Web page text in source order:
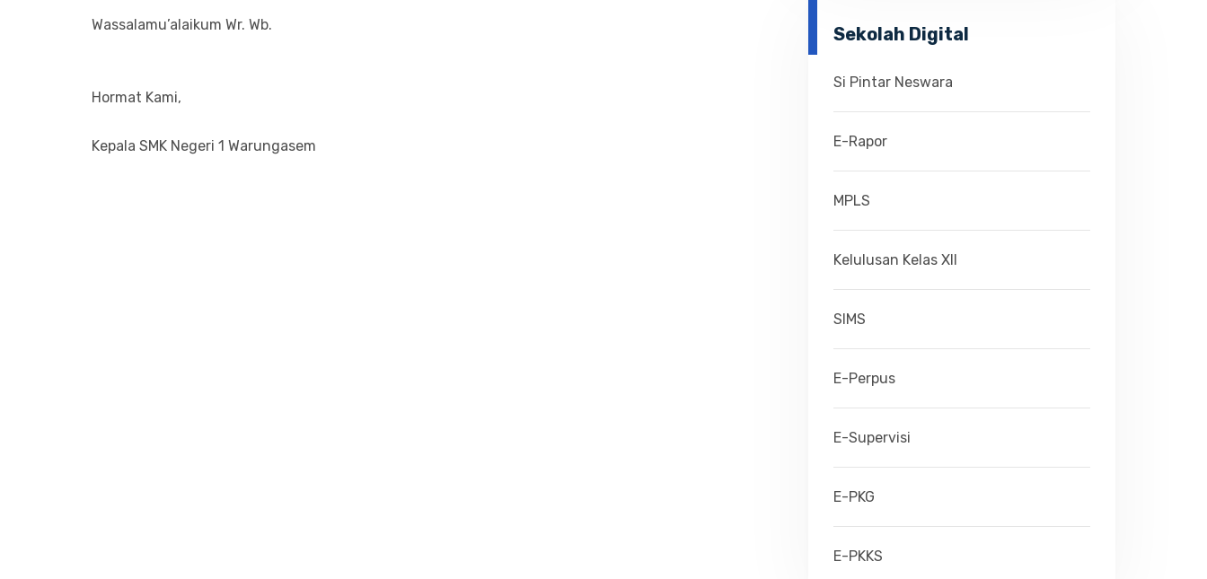
Wassalamu’alaikum Wr. Wb.
Hormat Kami,
Kepala SMK Negeri 1 Warungasem
Sekolah Digital
Si Pintar Neswara
E-Rapor
MPLS
Kelulusan Kelas XII
SIMS
E-Perpus
E-Supervisi
E-PKG
E-PKKS